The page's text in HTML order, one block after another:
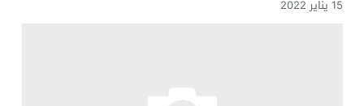
15 يناير 2022